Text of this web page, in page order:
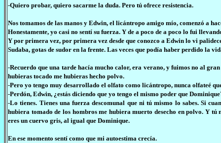
-Quiero probar, quiero sacarme la duda. Pero tú ofrece resistencia.
Nos tomamos de las manos y Edwin, el licántropo amigo mío, comenzó a
Honestamente, yo casi no sentí su fuerza. Y de a poco de a poco lo fui
Y por primera vez, por primera vez desde que conozco a Edwin lo vi
Sudaba, gotas de sudor en la frente. Las veces que podía haber perdido la
-Recuerdo que una tarde hacía mucho calor, era verano, y fuimos no al
hubieras tocado me hubieras hecho polvo.
-Pero yo tengo muy desarrollado el olfato como licántropo, nunca olfateé
-Perdón, Edwin, ¿estás diciendo que yo tengo el mismo poder que
-Lo tienes. Tienes una fuerza descomunal que ni tú mismo lo sabes. Si
hubiera tomado de los hombros me hubiera muerto desecho en polvo. Y
eres un cuervo gris, al igual que Dominique.
En ese momento sentí como que mi autoestima crecía.